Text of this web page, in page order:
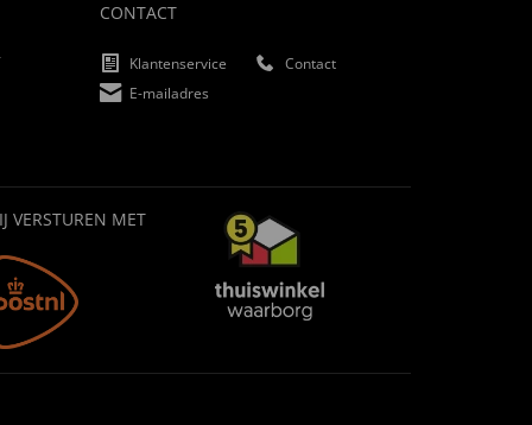
CONTACT
Klantenservice
Contact
E-mailadres
VERSTUREN MET